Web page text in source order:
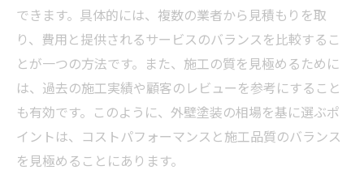
できます。具体的には、複数の業者から見積もりを取
り、費用と提供されるサービスのバランスを比較するこ
とが一つの方法です。また、施工の質を見極めるために
は、過去の施工実績や顧客のレビューを参考にすること
も有効です。このように、外壁塗装の相場を基に選ぶポ
イントは、コストパフォーマンスと施工品質のバランス
を見極めることにあります。